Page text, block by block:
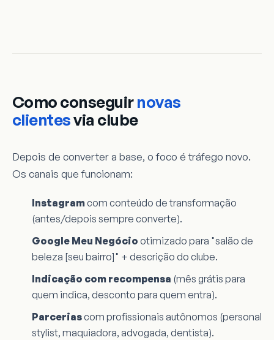
Como conseguirnovas
clientesvia clube
Depois de converter a base, o foco é tráfego novo.
Os canais que funcionam:
Instagramcom conteúdo de transformação
(antes/depois sempre converte).
Google Meu Negócio otimizado para "salão de
beleza [seu bairro]" + descrição do clube.
Indicação com recompensa (mês grátis para
quem indica, desconto para quem entra).
Parceriascom profissionais autônomos (personal
stylist, maquiadora, advogada, dentista).